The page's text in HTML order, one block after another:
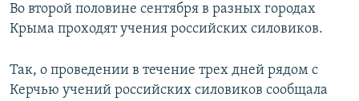
Во второй половине сентября в разных городах
Крыма проходят учения российских силовиков.
Так, о проведении в течение трех дней рядом с
Керчью учений российских силовиков сообщала